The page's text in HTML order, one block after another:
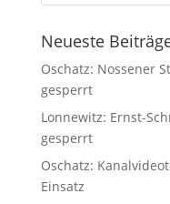
Neueste
Oschatz: Nossener
gesperrt
Lonnewitz: Ernst-
gesperrt
Oschatz:
Einsatz